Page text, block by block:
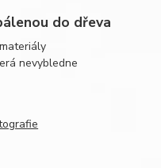
do dřeva
nevybledne